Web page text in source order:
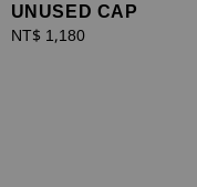
UNUSED CAP
Regular
NT$ 1,180